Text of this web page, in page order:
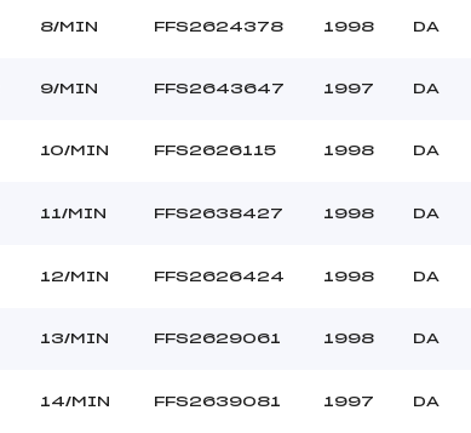
8/MIN FFS2624378 1998 DA
9/MIN FFS2643647 1997 DA
10/MIN FFS2626115 1998 DA
11/MIN FFS2638427 1998 DA
12/MIN FFS2626424 1998 DA
13/MIN FFS2629061 1998 DA
14/MIN FFS2639081 1997 DA